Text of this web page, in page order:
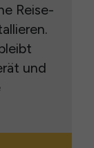
Reise-
und